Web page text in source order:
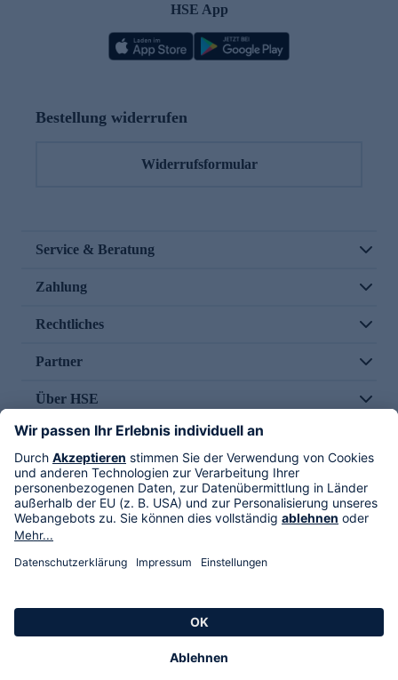
HSE App
Bestellung widerrufen
Widerrufsformular
Service & Beratung
Zahlung
Rechtliches
Partner
Über HSE
Im TV
HSE International